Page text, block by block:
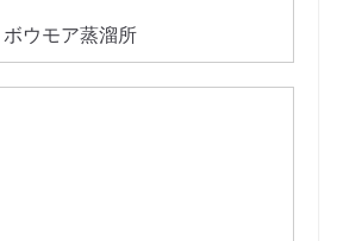
ボウモア蒸溜所